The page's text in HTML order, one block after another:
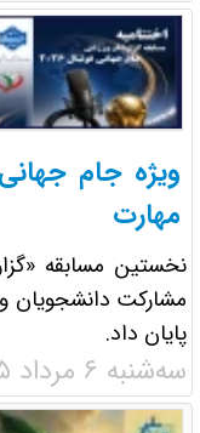
مهارت
مشارکت دانشجویان و
پایان داد.
سه‌شنبه ۶ مرداد ۱۴۰۵